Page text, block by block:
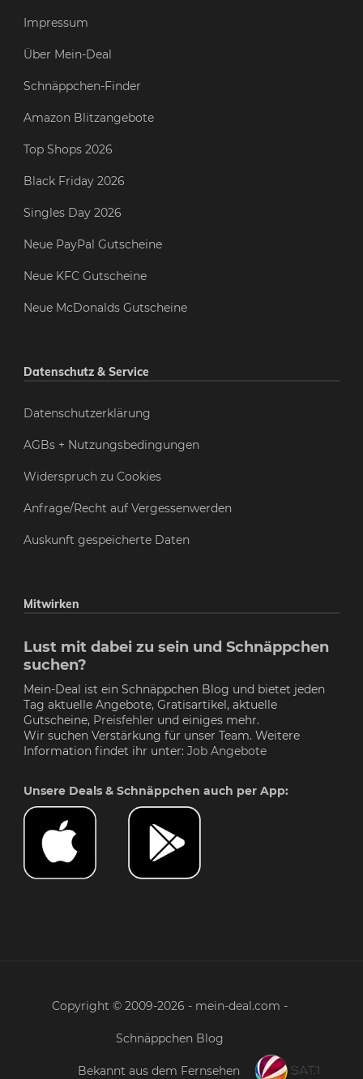
Impressum
Über Mein-Deal
Schnäppchen-Finder
Amazon Blitzangebote
Top Shops 2026
Black Friday 2026
Singles Day 2026
Neue PayPal Gutscheine
Neue KFC Gutscheine
Neue McDonalds Gutscheine
Datenschutz & Service
Datenschutzerklärung
AGBs + Nutzungsbedingungen
Widerspruch zu Cookies
Anfrage/Recht auf Vergessenwerden
Auskunft gespeicherte Daten
Mitwirken
Lust mit dabei zu sein und Schnäppchen
suchen?
Mein-Deal ist ein Schnäppchen Blog und bietet jeden
Tag aktuelle Angebote, Gratisartikel, aktuelle
Gutscheine, Preisfehler und einiges mehr.
Wir suchen Verstärkung für unser Team. Weitere
Information findet ihr unter: Job Angebote
Unsere Deals & Schnäppchen auch per App:
Copyright © 2009-2026 - mein-deal.com -
Schnäppchen Blog
Bekannt aus dem Fernsehen